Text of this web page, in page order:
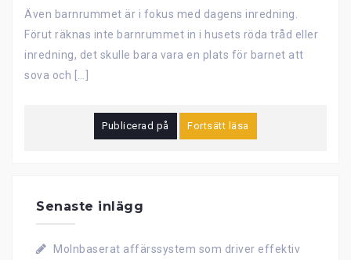
Även barnrummet är i fokus med dagens inredning.
Förut räknas inte barnrummet in i husets röda tråd eller
inredning, det skulle bara vara en plats för barnet att
sova och […]
Publicerad på Fortsätt läsa
Senaste inlägg
Molnbaserat affärssystem som driver effektiv